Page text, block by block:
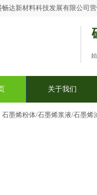
畅达新材料科技发展有限公司
关于我们
石墨烯粉体/石墨烯浆液/石墨烯